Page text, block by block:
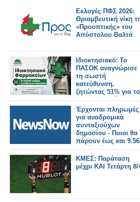
Εκλογές ΠΦΣ 2026:
Θριαμβευτική νίκη
«Προοπτικής» του
Απόστολου Βαλτά
Ιδιοκτησιακό: Το
ΠΑΣΟΚ αναγνώρισε
τη σωστή
κατεύθυνση,
ζητώντας 51% για
φαρμακοποιό
Έρχονται πληρωμές
για αναδρομικά
συνταξιούχων
δημοσίου - Ποιοι θα
πάρουν έως και
ευρώ [πίνακες]
ΚΜΕΣ: Παράταση
μέχρι ΚΑΙ Τετάρτη 8/